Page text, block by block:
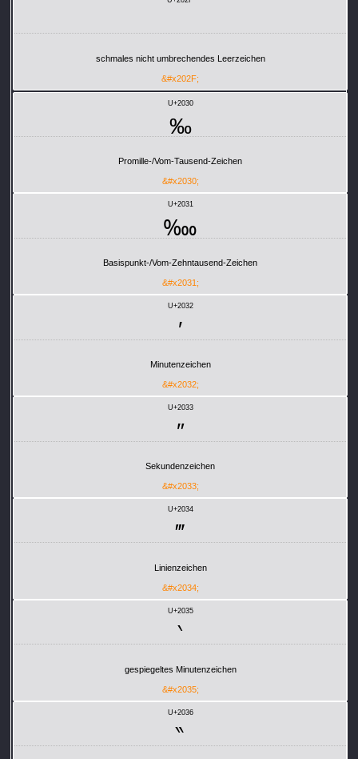
schmales nicht umbrechendes Leerzeichen
&#x202F;
U+2030
‰
Promille-/Vom-Tausend-Zeichen
&#x2030;
U+2031
‱
Basispunkt-/Vom-Zehntausend-Zeichen
&#x2031;
U+2032
′
Minutenzeichen
&#x2032;
U+2033
″
Sekundenzeichen
&#x2033;
U+2034
‴
Linienzeichen
&#x2034;
U+2035
‵
gespiegeltes Minutenzeichen
&#x2035;
U+2036
‶